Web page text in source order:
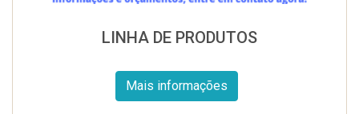
LINHA DE PRODUTOS
Mais informações